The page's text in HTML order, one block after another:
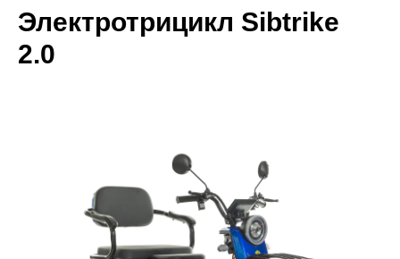
Электротрицикл Sibtrike
2.0